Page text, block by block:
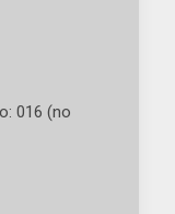
016 (no